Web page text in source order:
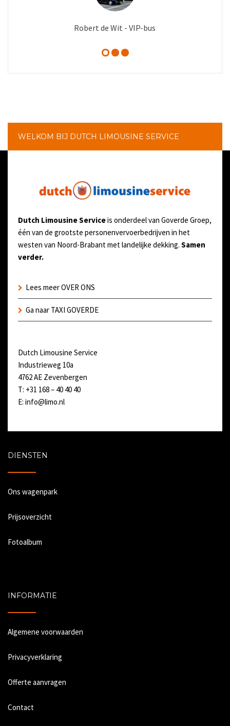
Robert de Wit - VIP-bus
WELKOM BIJ DUTCH LIMOUSINE SERVICE
Dutch Limousine Serviceis onderdeel van Goverde Groep,
één van de grootste personenvervoerbedrijven in het
westen van Noord-Brabant met landelijke dekking. Samen
verder.
Lees meer OVER ONS
Ga naar TAXI GOVERDE
Dutch Limousine Service
Industrieweg 10a
4762 AE Zevenbergen
T: +31 168 – 40 40 40
E: info@limo.nl
DIENSTEN
Ons wagenpark
Prijsoverzicht
Fotoalbum
INFORMATIE
Algemene voorwaarden
Privacyverklaring
Offerte aanvragen
Contact